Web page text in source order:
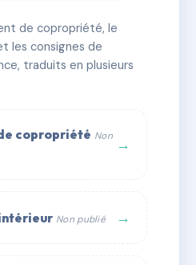
ST BON TARENTAISE
💬 WhatsApp
de copropriété, le
les consignes de
traduits en plusieurs
copropriété Non →
Non publié →